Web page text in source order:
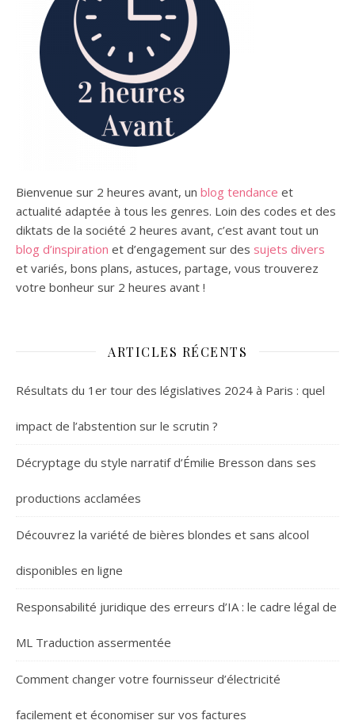
Bienvenue sur 2 heures avant, un blog tendance et
actualité adaptée à tous les genres. Loin des codes et des
diktats de la société 2 heures avant, c’est avant tout un
blog d’inspiration et d’engagement sur des sujets divers
et variés, bons plans, astuces, partage, vous trouverez
votre bonheur sur 2 heures avant !
ARTICLES RÉCENTS
Résultats du 1er tour des législatives 2024 à Paris : quel
impact de l’abstention sur le scrutin ?
Décryptage du style narratif d’Émilie Bresson dans ses
productions acclamées
Découvrez la variété de bières blondes et sans alcool
disponibles en ligne
Responsabilité juridique des erreurs d’IA : le cadre légal de
ML Traduction assermentée
Comment changer votre fournisseur d’électricité
facilement et économiser sur vos factures